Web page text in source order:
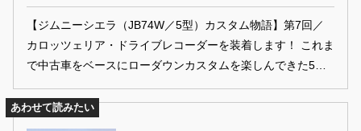
お届けします！
【ジムニーシエラ（JB74W／5型）カスタム物語】第7回／
カロッツェリア・ドライブレコーダーを装着します！ これま
で中古車をベースにローダウンカスタムを楽しんできた50代
ムニーシエラ（JB74W／5型）を購入。だからといってカス
あわせて読みたい